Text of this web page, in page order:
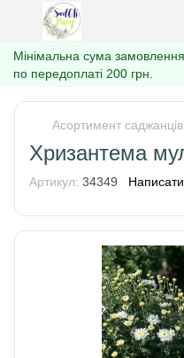
Мінімальна сума
по передоплаті 200 грн.
Асортимент саджанців
Хризантема
Артикул: 34349 Написати